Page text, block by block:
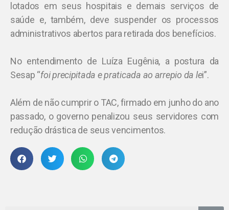
lotados em seus hospitais e demais serviços de
saúde e, também, deve suspender os processos
administrativos abertos para retirada dos benefícios.
No entendimento de Luíza Eugênia, a postura da
Sesap “foi precipitada e praticada ao arrepio da lei”.
Além de não cumprir o TAC, firmado em junho do ano
passado, o governo penalizou seus servidores com
redução drástica de seus vencimentos.